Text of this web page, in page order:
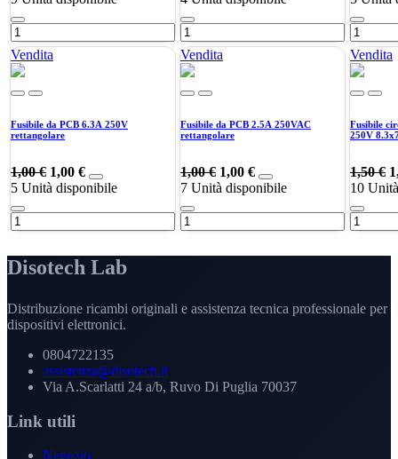
Vendita
Fusibile da PCB 6.3A 250V
rettangolare
1,00€ 1,00 €
5 Unità disponibile
Vendita
Fusibile da PCB 2.5A 250VAC
rettangolare
1,00€ 1,00 €
7 Unità disponibile
Vendita
Fusibile
250V
1,50€
10
Disotech Lab
Distribuzione ricambi originali e assistenza tecnica professionale per
dispositivi elettronici.
0804722135
assistenza@disotech.it
Via A.Scarlatti 24 a/b, Ruvo Di Puglia 70037
Link utili
Negozio